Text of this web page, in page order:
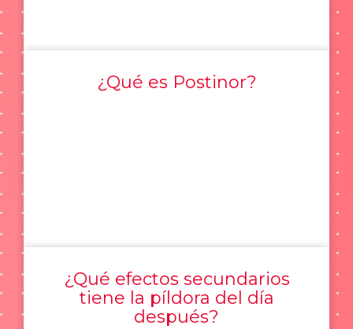
¿Qué es Postinor?
¿Qué efectos secundarios
tiene la píldora del día
después?